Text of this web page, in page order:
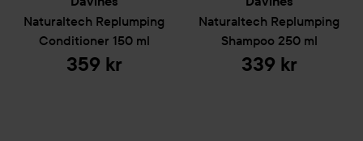
Naturaltech Replumping
Conditioner 150 ml
359 kr
Naturaltech Replumping
Shampoo 250 ml
339 kr